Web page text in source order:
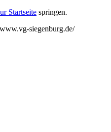
Startseite springen.
siegenburg.de/